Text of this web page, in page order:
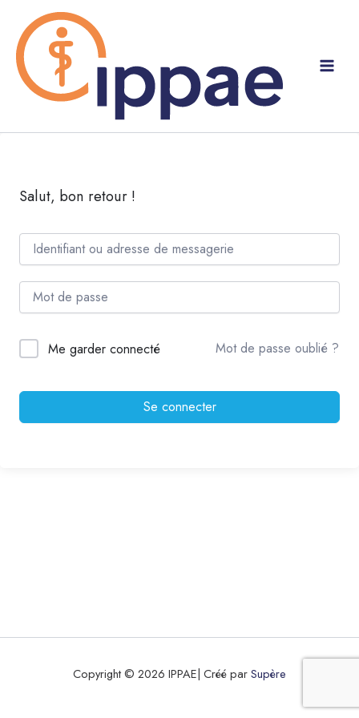
contenu
Salut, bon retour !
Me garder connecté Mot de passe oublié ?
Se connecter
Copyright © 2026 IPPAE| Créé parSupère